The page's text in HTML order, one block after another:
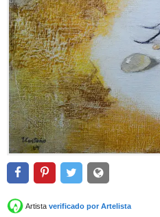
Artista verificado por Artelista